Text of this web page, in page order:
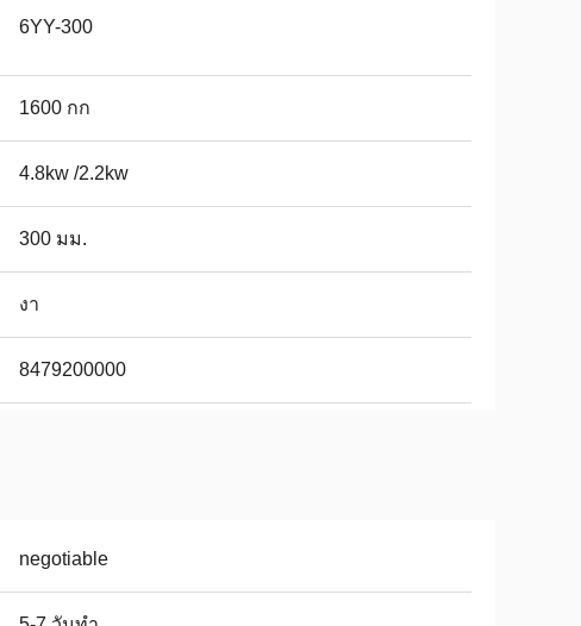
6YY-300
1600 กก
4.8kw /2.2kw
300 มม.
งา
8479200000
negotiable